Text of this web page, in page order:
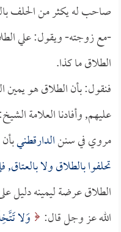
صاحب له يكثر من الحلف
-مع زوجته- ويقول: علي
الطلاق ما كذا.
فنقول: بأن الطلاق هو يمين
عليهم, وأفادنا العلامة الشيخ:
مروي في سننالدارقطني
تحلفوا بالطلاق ولا بالعتاق,
الطلاق عرضة ليمينه دليل
الله عز وجل قال:
وَلا